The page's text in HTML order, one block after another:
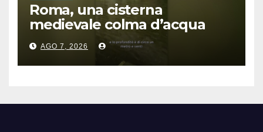
Roma, una cisterna
medievale colma d’acqua
sotto palazzo San Macuto
AGO 7, 2026